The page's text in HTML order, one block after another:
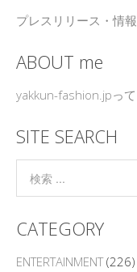
プレスリリース・情
ABOUT me
yakkun-fashion.jpって
SITE SEARCH
CATEGORY
ENTERTAINMENT(226)